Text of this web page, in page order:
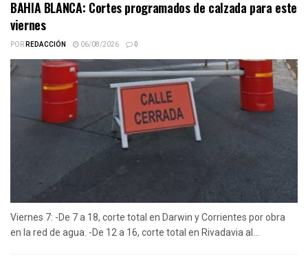
BAHIA BLANCA: Cortes programados de calzada para este
viernes
PORREDACCIÓN 06/08/2026 0
Viernes 7: -De 7 a 18, corte total en Darwin y Corrientes por obra
en la red de agua. -De 12 a 16, corte total en Rivadavia al...